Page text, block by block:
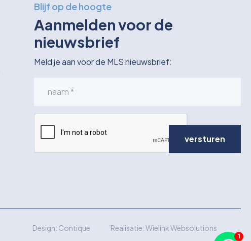
Blijf op de hoogte
Aanmelden voor de
nieuwsbrief
Meld je aan voor de MLS nieuwsbrief:
versturen
Design: Contique Realisatie:Wielink Websolutions